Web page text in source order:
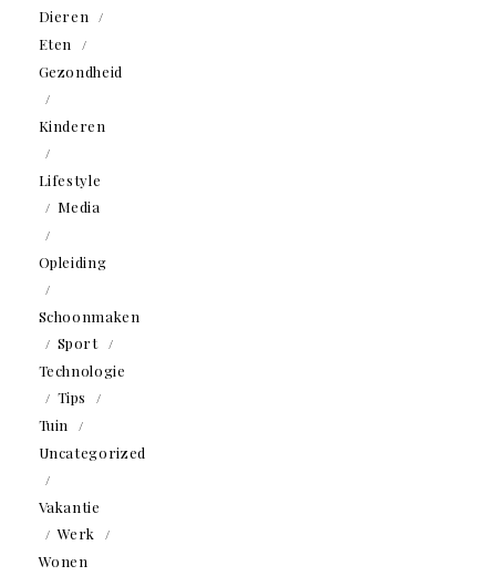
Dieren
Eten
Gezondheid
Kinderen
Lifestyle
Media
Opleiding
Schoonmaken
Sport
Technologie
Tips
Tuin
Uncategorized
Vakantie
Werk
Wonen